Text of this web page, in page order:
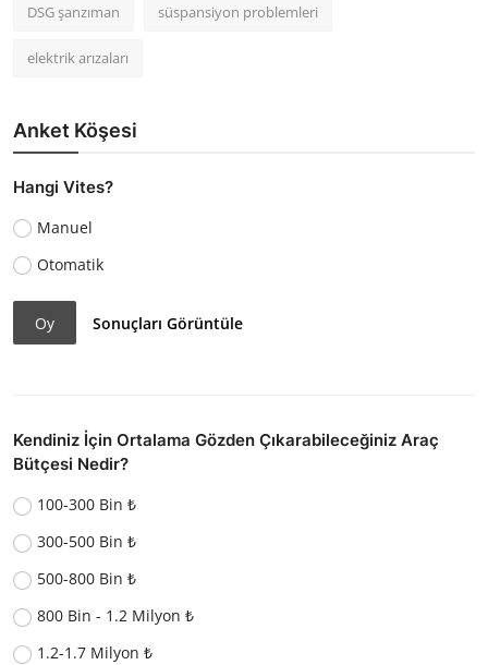
DSG şanzıman süspansiyon problemleri
elektrik arızaları
Anket Köşesi
Hangi Vites?
Manuel
Otomatik
Oy Sonuçları Görüntüle
Kendiniz İçin Ortalama Gözden Çıkarabileceğiniz Araç
Bütçesi Nedir?
100-300 Bin ₺
300-500 Bin ₺
500-800 Bin ₺
800 Bin - 1.2 Milyon ₺
1.2-1.7 Milyon ₺